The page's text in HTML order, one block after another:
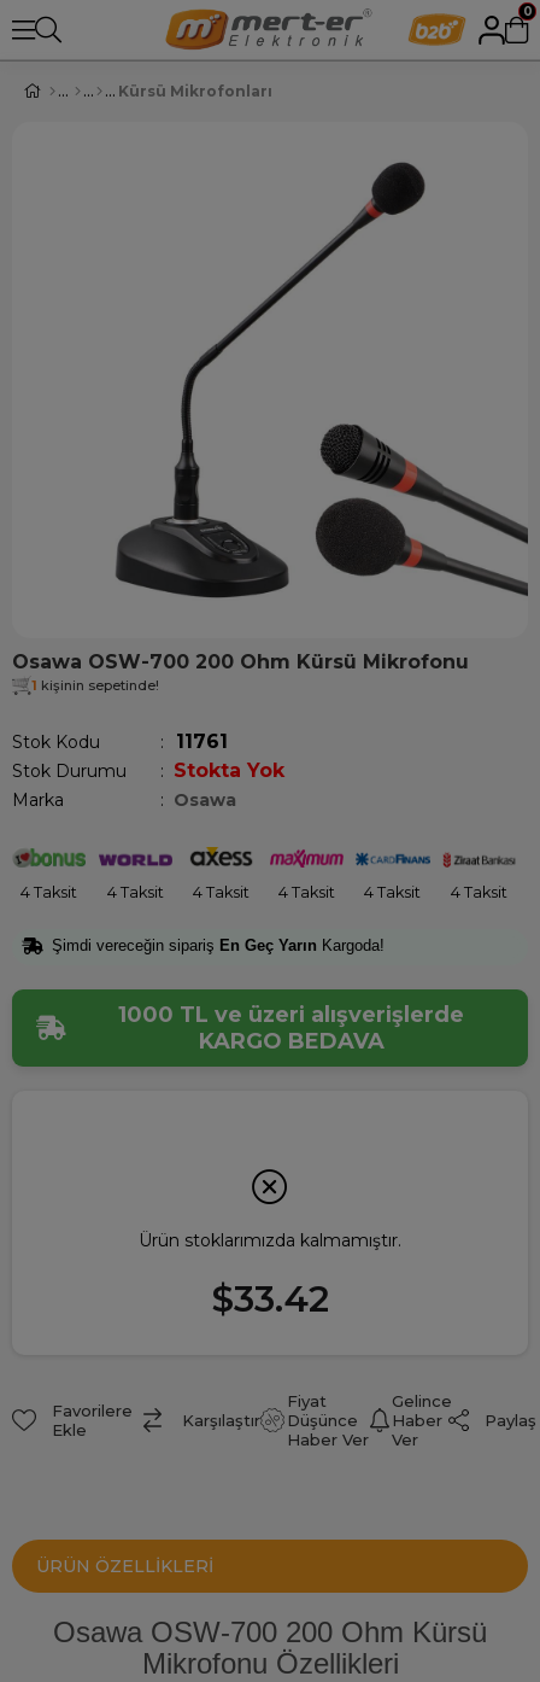
0
Kürsü Mikrofonları
Osawa OSW-700 200 Ohm Kürsü Mikrofonu
1 kişinin sepetinde!
Stok Kodu 11761
Stok Durumu : Stokta Yok
Marka : Osawa
4 Taksit 4 Taksit 4 Taksit 4 Taksit 4 Taksit 4 Taksit
Şimdi vereceğin sipariş En Geç Yarın Kargoda!
1000 TL ve üzeri alışverişlerde
KARGO BEDAVA
Ürün stoklarımızda kalmamıştır.
$33.42
Favorilere
Ekle
Karşılaştır
Fiyat
Düşünce
Haber Ver
Gelince
Haber
Ver
Paylaş
ÜRÜN ÖZELLIKLERI
Osawa OSW-700 200 Ohm Kürsü
Mikrofonu Özellikleri